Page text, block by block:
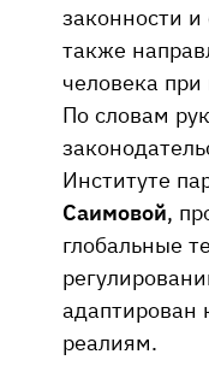
законности и
также
человека
По словам
Институте
Саимовой,
глобальные
адаптирован
реалиям.